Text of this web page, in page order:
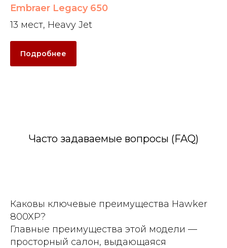
Embraer Legacy 650
13 мест, Heavy Jet
Подробнее
Часто задаваемые вопросы (FAQ)
Каковы ключевые преимущества Hawker
800XP?
Главные преимущества этой модели —
просторный салон, выдающаяся